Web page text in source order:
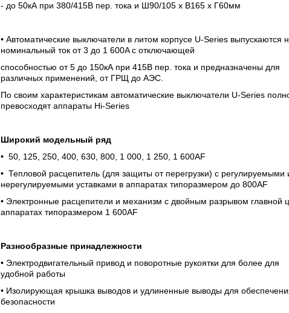
- до 50кА при 380/415В пер. тока и Ш90/105 х В165 х Г60мм
• Автоматические выключатели в литом корпусе U-Series выпускаются
номинальный ток от 3 до 1 600A с отключающей
способностью от 5 до 150кА при 415В пер. тока и предназначены для
различных применений, от ГРЩ до АЭС.
По своим характеристикам автоматические выключатели U-Series
превосходят аппараты Hi-Series
Широкий модельный ряд
• 50, 125, 250, 400, 630, 800, 1 000, 1 250, 1 600AF
• Тепловой расцепитель (для защиты от перегрузки) с регулируемыми
нерегулируемыми уставками в аппаратах типоразмером до 800AF
• Электронные расцепители и механизм с двойным разрывом главной
аппаратах типоразмером 1 600AF
Разнообразные принадлежности
• Электродвигательный привод и поворотные рукоятки для более для
удобной работы
• Изолирующая крышка выводов и удлиненные выводы для
безопасности